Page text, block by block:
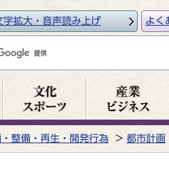
字拡大・音声読み上げ よく
整備・再生・開発行為 都市計画